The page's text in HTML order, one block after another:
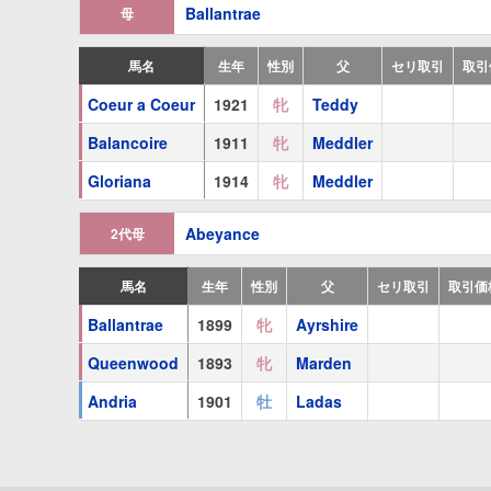
Nobility (牝1922 黒鹿毛
Coeur a Coeur ( 1921 栗毛Teddy
Loika
牝1926 栗毛 Gay Crusader
Marcius
牡1934 鹿毛 Tourbillon
Fair Maid
(牝1939 栗毛Thor)
祖母 Abeyance (牝1885 栗毛Touchet)
To-Morrow (牝 1892 栗毛 Satiety
Wilkins Micawber (牡1905 栗毛Simontault)
Queenwood (牝1893 栗毛Marden)
Sylvanie (牝1907 栗毛Cyllene)
母 Ballantrae
馬名 生年 性別 父 セリ取引 取
Coeur a Coeur 1921 牝
Teddy
Balancoire
1911 牝
Meddler
Gloriana
1914 牝 Meddler
2代母 Abeyance
馬名 生年 性別 父 セリ取引 取引価
Ballantrae 1899 牝
Ayrshire
Queenwood
1893 牝
Marden
Andria
1901 牡 Ladas